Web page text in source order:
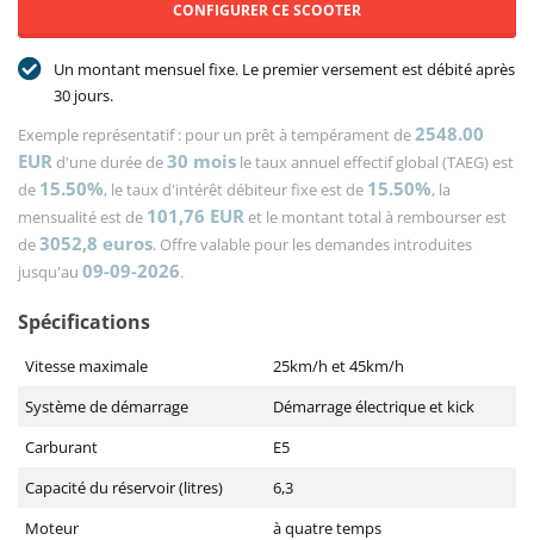
CONFIGURER CE SCOOTER
Un montant mensuel fixe. Le premier versement est débité après
30 jours.
Exemple représentatif : pour un prêt à tempérament de2548.00
EUR d'une durée de30 mois le taux annuel effectif global (TAEG) est
de 15.50%, le taux d'intérêt débiteur fixe est de 15.50%, la
mensualité est de 101,76 EUR et le montant total à rembourser est
de3052,8 euros. Offre valable pour les demandes introduites
jusqu'au 09-09-2026.
Spécifications
Vitesse maximale
25km/h et 45km/h
Système de démarrage
Démarrage électrique et kick
Carburant
E5
Capacité du réservoir (litres)
6,3
Moteur
à quatre temps